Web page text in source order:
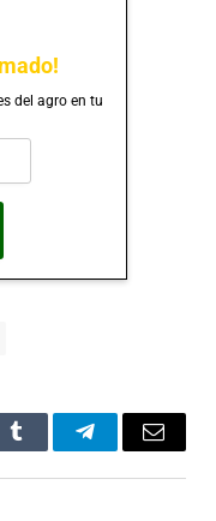
del agro en tu
Tumblr TelegramCorreo